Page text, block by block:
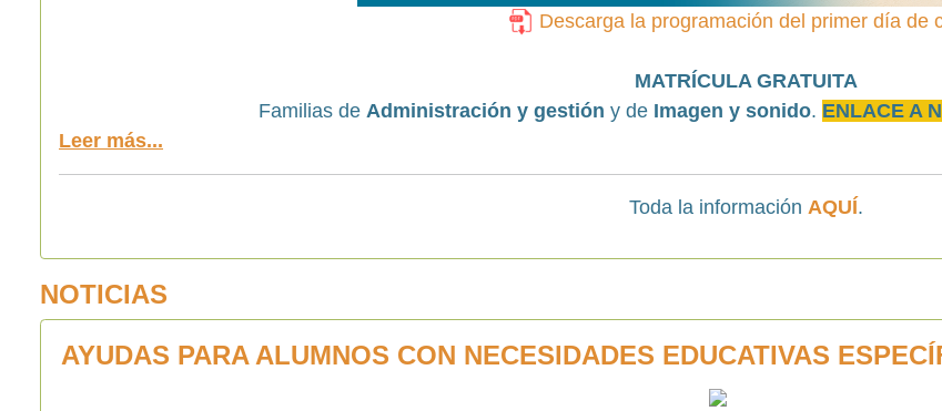
Descarga la programación del primer día de
MATRÍCULA GRATUITA
Familias de Administración y gestión y de Imagen y sonido. ENLACE A
Leer más...
Toda la información AQUÍ.
NOTICIAS
AYUDAS PARA ALUMNOS CON NECESIDADES EDUCATIVAS